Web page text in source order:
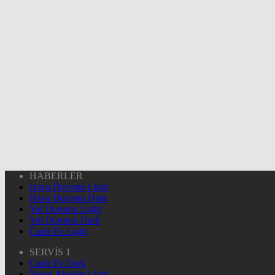
HABERLER
Hava Durumu Light
Hava Durumu Dark
Yol Durumu Light
Yol Durumu Dark
Canlı Tv Light
SERVİS 1
Canlı Tv Dark